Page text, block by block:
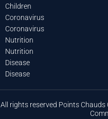
Children
Coronavirus
Coronavirus
Nutrition
Nutrition
Disease
Disease
All rights reserved Points Chauds